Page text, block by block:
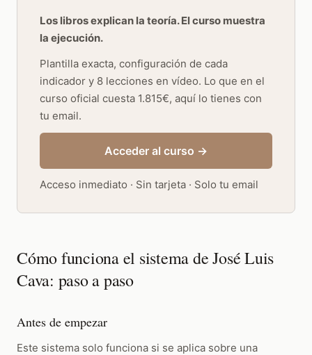
Los libros explican la teoría. El curso muestra
la ejecución.
Plantilla exacta, configuración de cada
indicador y 8 lecciones en vídeo. Lo que en el
curso oficial cuesta 1.815€, aquí lo tienes con
tu email.
Acceder al curso →
Acceso inmediato · Sin tarjeta · Solo tu email
Cómo funciona el sistema de José Luis
Cava: paso a paso
Antes de empezar
Este sistema solo funciona si se aplica sobre una